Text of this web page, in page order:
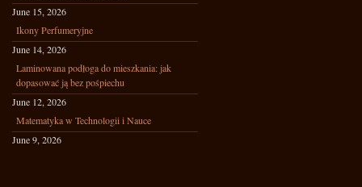
June 15, 2026
Ikony Perfumeryjne
June 14, 2026
Laminowana podłoga do mieszkania: jak
dopasować ją bez pośpiechu
June 12, 2026
Matematyka w Technologii i Nauce
June 9, 2026